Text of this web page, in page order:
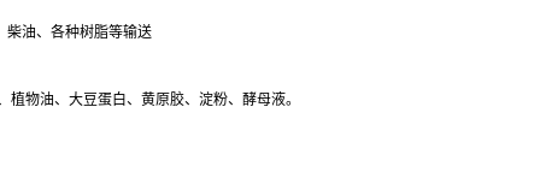
柴油、各种树脂等输送
物油、大豆蛋白、黄原胶、淀粉、酵母液。